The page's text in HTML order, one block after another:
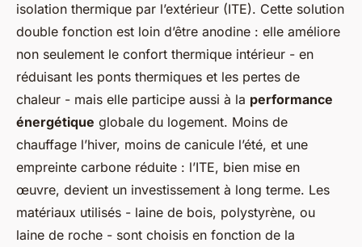
isolation thermique par l’extérieur (ITE). Cette solution
double fonction est loin d’être anodine : elle améliore
non seulement le confort thermique intérieur - en
réduisant les ponts thermiques et les pertes de
chaleur - mais elle participe aussi à la performance
énergétique globale du logement. Moins de
chauffage l’hiver, moins de canicule l’été, et une
empreinte carbone réduite : l’ITE, bien mise en
œuvre, devient un investissement à long terme. Les
matériaux utilisés - laine de bois, polystyrène, ou
laine de roche - sont choisis en fonction de la